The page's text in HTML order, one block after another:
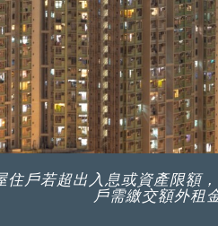
住戶若超出入息或資產限額
戶需繳交額外租